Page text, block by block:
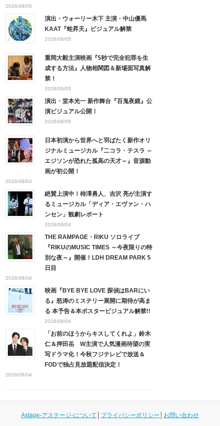
2026/08/05
演出・ウォーリー木下 主演・中山優馬
KAAT『蛙昇天』ビジュアル解禁
2026/08/05
重岡大毅主演映画『5秒で完全犯罪を生
成する方法』人物相関図＆新場面写真解
禁！
2026/08/05
演出・堂本光一 新作舞台『百鬼夜鏡』公
演ビジュアル公開！
2026/08/05
日本初演から世界へと羽ばたく新作オリ
ジナルミュージカル『二コラ・テスラ ～
エジソンが恐れた孤高の天才～』音源動
画が初公開！
2026/08/04
絶賛上演中！柿澤勇人、吉沢 亮が主演す
るミュージカル「ディア・エヴァン・ハ
ンセン」観劇レポート
2026/08/04
THE RAMPAGE・RIKU ソロライブ
『RIKUのMUSIC TIMES ～今夜限りの特
別な夜～』開催！LDH DREAM PARK 5
日目
2026/08/04
映画『BYE BYE LOVE 探偵はBARにい
る』怒涛のミステリー展開に期待が高ま
る 本予告＆本ポスタービジュアル解禁!!
2026/08/04
「お前のほうからキスしてくれよ」鈴木
仁＆押田岳 W主演で人気漫画待望の実
写ドラマ化！今秋フジテレビで放送＆
FODで独占見放題配信決定！
2026/08/04
Astage-アステージ-について プライバシーポリシー お問い合わせ